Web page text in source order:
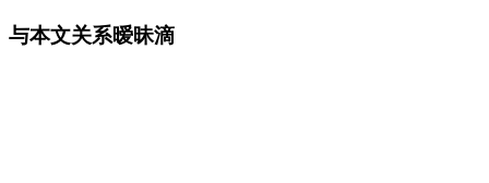
与本文关系暧昧滴